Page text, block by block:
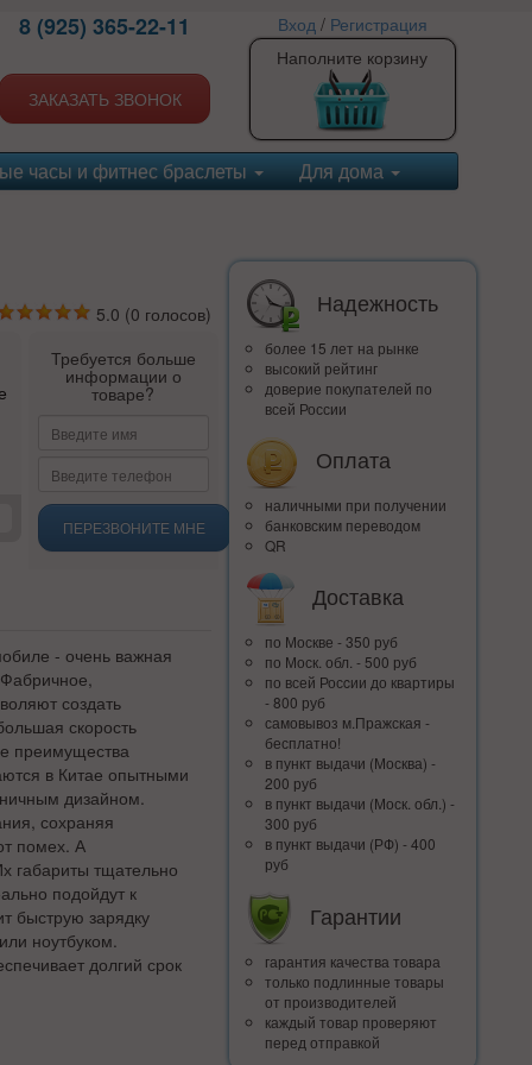
8 (925) 365-22-11
ЗАКАЗАТЬ ЗВОНОК
Вход/ Регистрация
Наполните корзину
часы и фитнес браслеты Для дома
5.0 (0 голосов)
Требуется больше
информации о
товаре?
ПЕРЕЗВОНИТЕ МНЕ
- очень важная
создать
скорость
преимущества
в Китае опытными
дизайном.
сохраняя
помех. А
габариты тщательно
подойдут к
быструю зарядку
ноутбуком.
долгий срок
Надежность
более 15 лет на рынке
высокий рейтинг
доверие покупателей по
всей России
Оплата
наличными при получении
банковским переводом
QR
Доставка
по Москве - 350 руб
по Моск. обл. - 500 руб
по всей Росcии до квартиры
- 800 руб
самовывоз м.Пражская -
бесплатно!
в пункт выдачи (Москва) -
200 руб
в пункт выдачи (Моск. обл.) -
300 руб
в пункт выдачи (РФ) - 400
руб
Гарантии
гарантия качества товара
только подлинные товары
от производителей
каждый товар проверяют
перед отправкой